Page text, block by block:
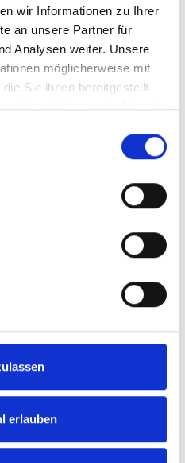
wir Informationen zu Ihrer
an unsere Partner für
Analysen weiter. Unsere
möglicherweise mit
Sie ihnen bereitgestellt
Ihrer Nutzung der Dienste
erlauben
enthalten.
gespart)
Weber
Abmessung: Länge: 107 cm